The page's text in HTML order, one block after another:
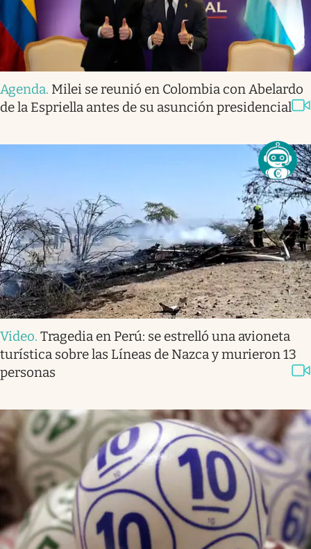
Agenda. Milei se reunió en Colombia con Abelardo
de la Espriella antes de su asunción presidencial
Video. Tragedia en Perú: se estrelló una avioneta
turística sobre las Líneas de Nazca y murieron 13
personas